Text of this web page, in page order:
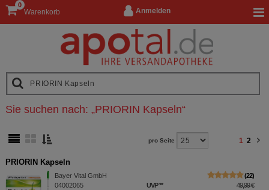
Anmelden
Warenkorb
0
Sie suchen nach: „PRIORIN Kapseln“
pro Seite 1 2
PRIORIN Kapseln
Bayer Vital GmbH
04002065
22
UVP** 49,99 €